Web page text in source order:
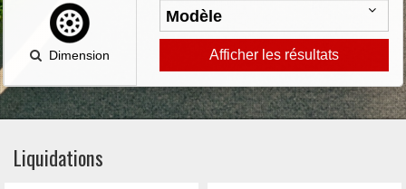
Dimension Afficher les résultats
Liquidations